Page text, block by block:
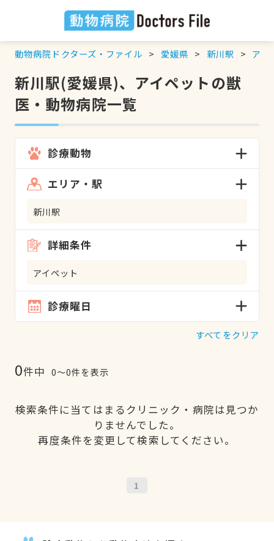
動物病院ドクターズ・ファイル 愛媛県 新川駅 アイ
新川駅(愛媛県)、アイペットの獣
医・動物病院一覧
診療動物
エリア・駅
新川駅
詳細条件
アイペット
診療曜日
すべてをクリア
0件中 0〜0件を表示
検索条件に当てはまるクリニック・病院は見つか
りませんでした。
再度条件を変更して検索してください。
1